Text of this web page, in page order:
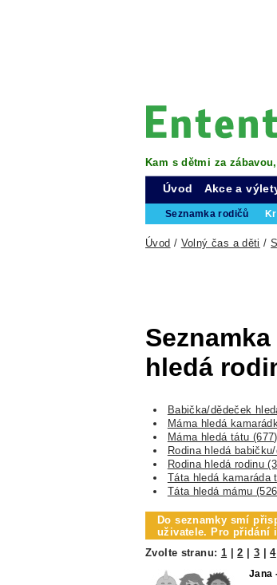
Kam s dětmi za
Úvod Akce a
Seznamka rodičů
Úvod / Volný čas a děti /
hledá
Babička/dědeček
Máma hledá
Máma hledá tátu (677)
Rodina hledá
Rodina hledá rodinu
Táta hledá kamaráda
Táta hledá mámu
Do seznamky smí
uživatele. Pro přidání
Zvolte stranu: 1 |2 3 |4
Jana